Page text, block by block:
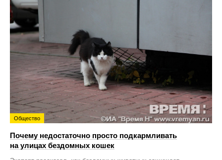
Общество
Почему недостаточно просто подкармливать
на улицах бездомных кошек